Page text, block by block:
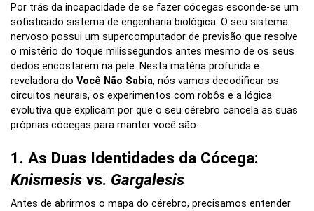
Por trás da incapacidade de se fazer cócegas esconde-se um
sofisticado sistema de engenharia biológica. O seu sistema
nervoso possui um supercomputador de previsão que resolve
o mistério do toque milissegundos antes mesmo de os seus
dedos encostarem na pele. Nesta matéria profunda e
reveladora do Você Não Sabia, nós vamos decodificar os
circuitos neurais, os experimentos com robôs e a lógica
evolutiva que explicam por que o seu cérebro cancela as suas
próprias cócegas para manter você são.
1. As Duas Identidades da Cócega:
Knismesis vs. Gargalesis
Antes de abrirmos o mapa do cérebro, precisamos entender